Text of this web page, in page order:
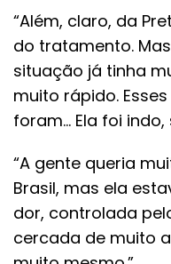
“Além, claro, da
do tratamento.
situação já tinha
muito rápido.
foram… Ela foi indo,
“A gente queria
Brasil, mas ela
dor, controlada
cercada de muito